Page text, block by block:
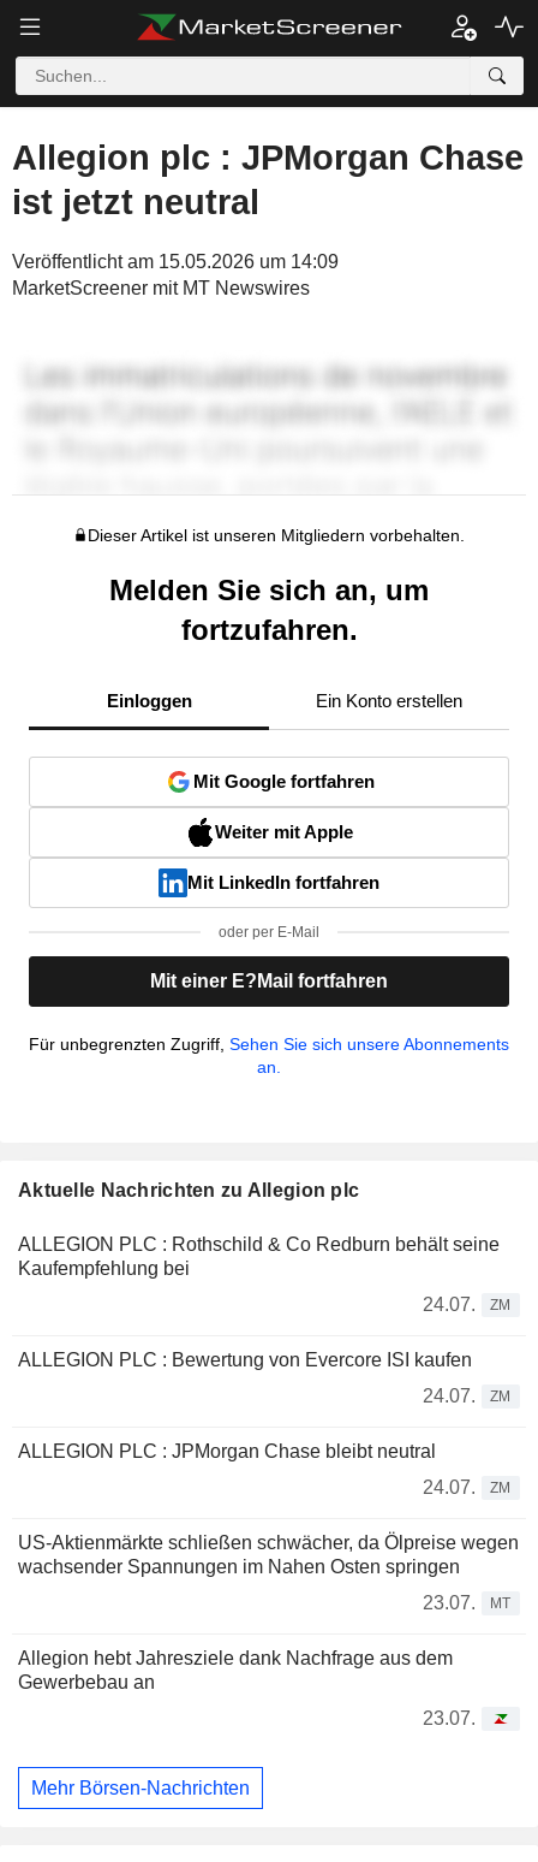
Allegion plc : JPMorgan Chase
ist jetzt neutral
Veröffentlicht am 15.05.2026 um 14:09
MarketScreener mit MT Newswires
Dieser Artikel ist unseren Mitgliedern vorbehalten.
Melden Sie sich an, um
fortzufahren.
Einloggen Ein Konto erstellen
Mit Google fortfahren
Weiter mit Apple
Mit LinkedIn fortfahren
oder per E-Mail
Mit einer E?Mail fortfahren
Für unbegrenzten Zugriff, Sehen Sie sich unsere Abonnements
an.
Aktuelle Nachrichten zu Allegion plc
ALLEGION PLC : Rothschild & Co Redburn behält seine
Kaufempfehlung bei
24.07.
ZM
ALLEGION PLC : Bewertung von Evercore ISI kaufen
24.07.
ZM
ALLEGION PLC : JPMorgan Chase bleibt neutral
24.07.
ZM
US-Aktienmärkte schließen schwächer, da Ölpreise wegen
wachsender Spannungen im Nahen Osten springen
23.07.
MT
Allegion hebt Jahresziele dank Nachfrage aus dem
Gewerbebau an
23.07.
Mehr Börsen-Nachrichten